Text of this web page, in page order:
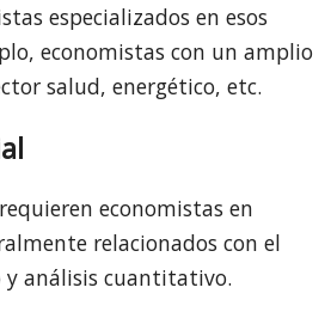
especializados en esos
economistas con un amplio
salud, energético, etc.
economistas en
relacionados con el
y análisis cuantitativo.